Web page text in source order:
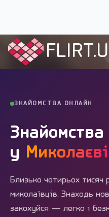
Flirt.ua › Міста України
ЗНАЙОМСТВА ОНЛАЙН
у Миколаєві
Близько чотирьох тисяч
миколаївців. Знаходь
закохуйся — легко і